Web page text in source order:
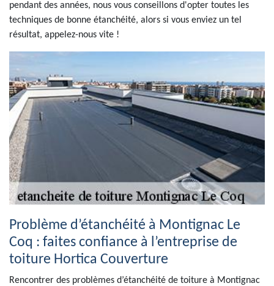
pendant des années, nous vous conseillons d'opter toutes les
techniques de bonne étanchéité, alors si vous enviez un tel
résultat, appelez-nous vite !
Problème d’étanchéité à Montignac Le
Coq : faites confiance à l’entreprise de
toiture Hortica Couverture
Rencontrer des problèmes d’étanchéité de toiture à Montignac